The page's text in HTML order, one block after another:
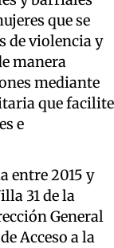
que se
de violencia y
manera
mediante
que facilite
e
entre 2015 y
31 de la
General
Acceso a la